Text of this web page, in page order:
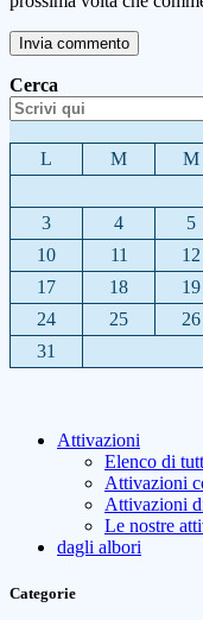
Cerca
L
M M
3
4 5
10
11 12
17
18 19
24
25 26
31
Attivazioni
Elenco di
Attivazioni
Attivazioni
Le nostre
dagli albori
Categorie